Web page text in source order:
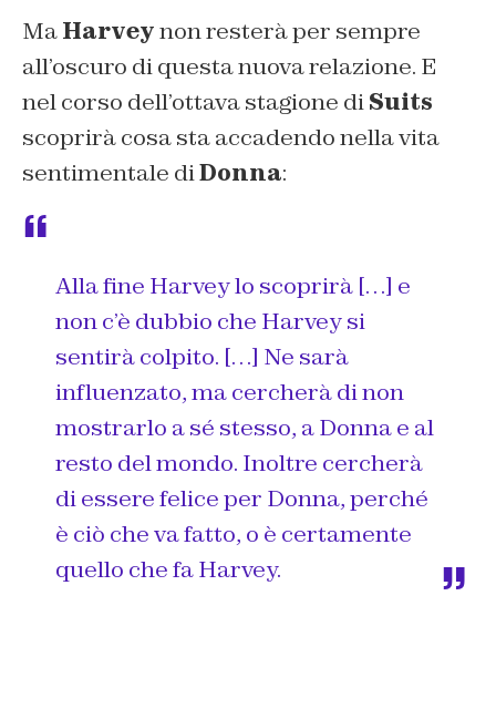
MaHarveynon resterà per sempre
all’oscuro di questa nuova relazione. E
nel corso dell’ottava stagione diSuits
scoprirà cosa sta accadendo nella vita
sentimentale diDonna:
Alla fine Harvey lo scoprirà […] e
non c’è dubbio che Harvey si
sentirà colpito. […] Ne sarà
influenzato, ma cercherà di non
mostrarlo a sé stesso, a Donna e al
resto del mondo. Inoltre cercherà
di essere felice per Donna, perché
è ciò che va fatto, o è certamente
quello che fa Harvey.